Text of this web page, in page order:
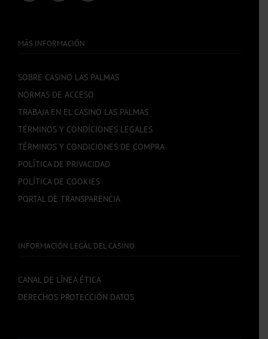
MÁS INFORMACIÓN
SOBRE CASINO LAS PALMAS
NORMAS DE ACCESO
TRABAJA EN EL CASINO LAS PALMAS
TÉRMINOS Y CONDICIONES LEGALES
TÉRMINOS Y CONDICIONES DE COMPRA
POLÍTICA DE PRIVACIDAD
POLÍTICA DE COOKIES
PORTAL DE TRANSPARENCIA
INFORMACIÓN LEGAL DEL CASINO
CANAL DE LÍNEA ÉTICA
DERECHOS PROTECCIÓN DATOS